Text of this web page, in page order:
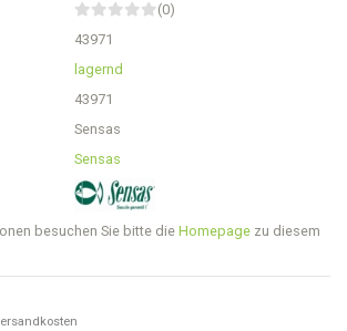
(0)
43971
lagernd
43971
Sensas
Sensas
besuchen Sie bitte die Homepage zu diesem